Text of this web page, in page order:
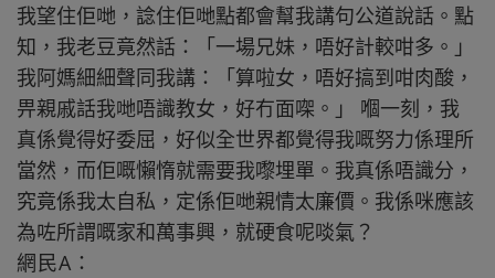
我望住佢哋，諗住佢哋點都會幫我講句公道說話。點
知，我老豆竟然話：「一場兄妹，唔好計較咁多。」
我阿媽細細聲同我講：「算啦女，唔好搞到咁肉酸，
畀親戚話我哋唔識教女，好冇面㗎。」 嗰一刻，我
真係覺得好委屈，好似全世界都覺得我嘅努力係理所
當然，而佢嘅懶惰就需要我嚟埋單。我真係唔識分，
究竟係我太自私，定係佢哋親情太廉價。我係咪應該
為咗所謂嘅家和萬事興，就硬食呢啖氣？
網民A：